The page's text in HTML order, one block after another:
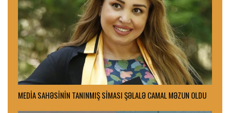
MEDİA SAHƏSİNİN TANINMIŞ SİMASI ŞƏLALƏ CAMAL MƏZUN OLDU